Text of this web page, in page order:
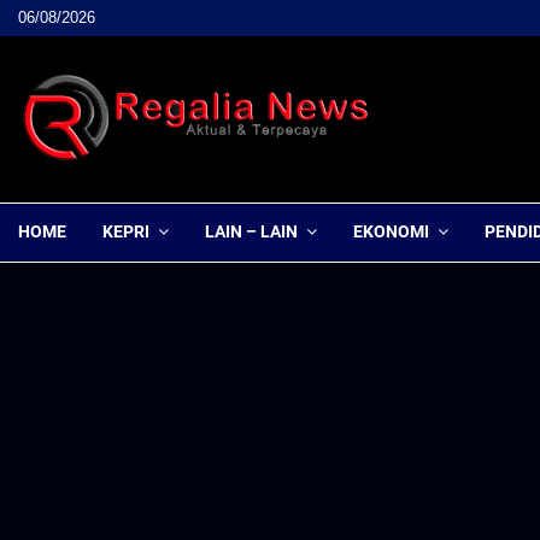
06/08/2026
HOME KEPRI LAIN – LAIN EKONOMI